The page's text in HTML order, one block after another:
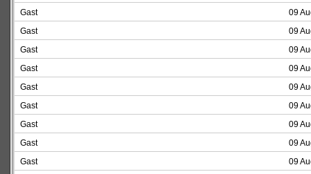
Gast
09
Gast
09
Gast
09
Gast
09
Gast
09
Gast
09
Gast
09
Gast
09
Gast
09